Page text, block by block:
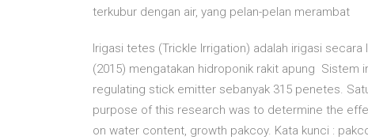
terkubur dengan air, yang pelan-pelan merambat
Irigasi tetes (Trickle Irrigation) adalah irigasi secara
(2015) mengatakan hidroponik rakit apung
regulating stick emitter sebanyak 315 penetes.
purpose of this research was to determine the
on water content, growth pakcoy. Kata kunci :